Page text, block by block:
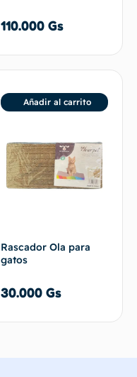
110.000 Gs
Rascador Ola para
gatos
30.000 Gs
Añadir al carrito